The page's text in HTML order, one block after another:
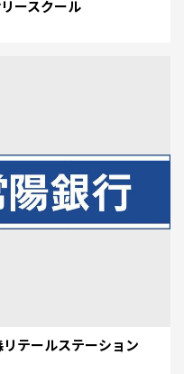
ースクール
テールステーション